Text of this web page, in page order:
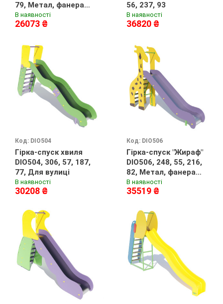
79, Метал, фанера
вологостійка,
Ламінована фанера,
В наявності
26073 ₴
56, 237, 93
В наявності
36820 ₴
Код: DIO504
Гірка-спуск хвиля
DIO504, 306, 57, 187,
77, Для вулиці
В наявності
30208 ₴
Код: DIO506
Гірка-спуск "Жираф"
DIO506, 248, 55, 216,
82, Метал, фанера
вологостійка,
Ламінована фанера,
В наявності
35519 ₴